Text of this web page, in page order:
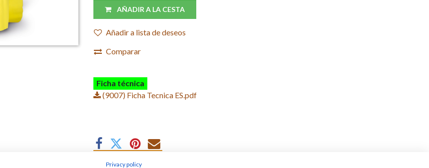
AÑADIR A LA CESTA
Añadir a lista de deseos
Comparar
Ficha técnica
(9007) Ficha Tecnica ES.pdf
Privacy policy